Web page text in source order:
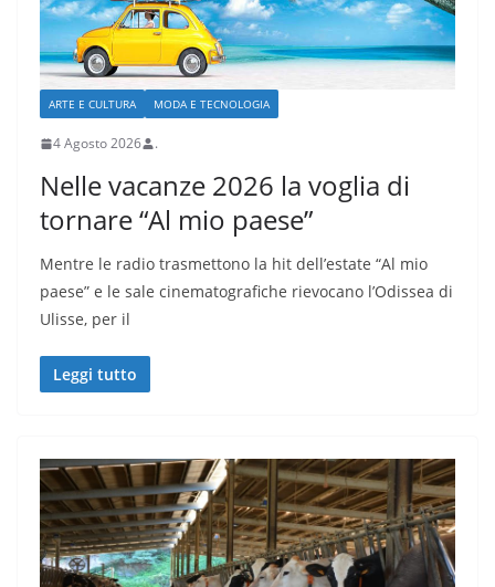
ARTE E CULTURA MODA E TECNOLOGIA
4 Agosto 2026 .
Nelle vacanze 2026 la voglia di
tornare “Al mio paese”
Mentre le radio trasmettono la hit dell’estate “Al mio
paese” e le sale cinematografiche rievocano l’Odissea di
Ulisse, per il
Leggi tutto